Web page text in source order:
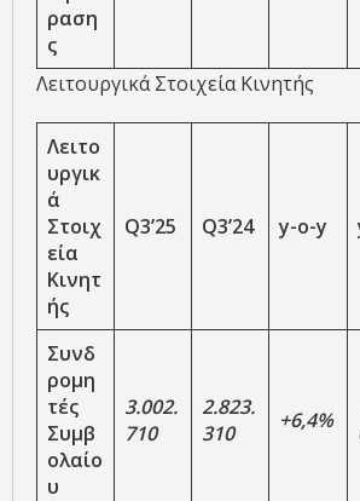
ραση
ς
Λειτουργικά Στοιχεία Κινητής
Λειτο
υργικ
ά
Στοιχ
εία
Κινητ
ής
Q3’25 Q3’24 y-o-y
Συνδ
ρομη
τές
Συμβ
ολαίο
υ
3.002.
710
2.823.
310
+6,4%